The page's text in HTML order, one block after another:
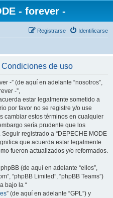
- forever -
Identificarse
Registrarse
de uso
-” (de aquí en adelante “nosotros”,
-”,
estar legalmente sometido a
por favor no se registre y/o use
cambiar estos términos en cualquier
sería prudente que los
registrado a “DEPECHE MODE
que acuerda estar legalmente
fueron actualizados y/o reformados.
(de aquí en adelante “ellos”,
“phpBB Limited”, “phpBB Teams”)
bajo la “
” (de aquí en adelante “GPL”) y